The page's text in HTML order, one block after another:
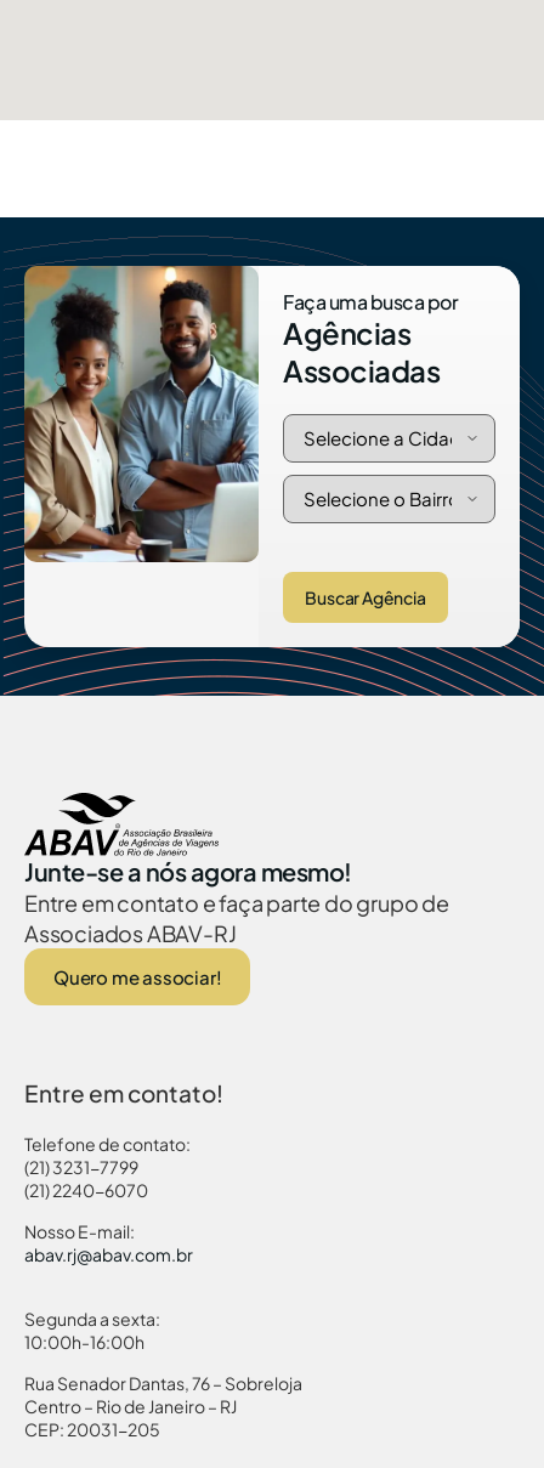
Faça uma busca por
Agências
Associadas
Buscar Agência
Junte-se a nós agora mesmo!
Entre em contato e faça parte do grupo de
Associados ABAV-RJ
Quero me associar!
Entre em contato!
Telefone de contato:
(21) 3231-7799
(21) 2240-6070
Nosso E-mail:
abav.rj@abav.com.br
Segunda a sexta:
10:00h-16:00h
Rua Senador Dantas, 76 – Sobreloja
Centro – Rio de Janeiro – RJ
CEP: 20031-205